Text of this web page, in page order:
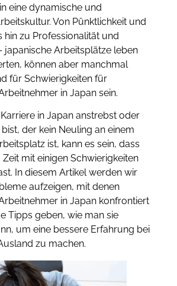
eine dynamische und
Von Pünktlichkeit und
hin zu Professionalität und
japanische Arbeitsplätze leben
können aber manchmal
für Schwierigkeiten für
in Japan sein.
in Japan anstrebst oder
der kein Neuling an einem
ist, kann es sein, dass
mit einigen Schwierigkeiten
In diesem Artikel werden wir
aufzeigen, mit denen
in Japan konfrontiert
Tipps geben, wie man sie
um eine bessere Erfahrung bei
zu machen.